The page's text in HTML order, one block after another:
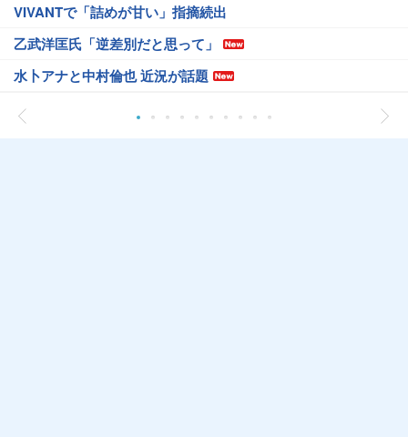
VIVANTで「詰めが甘い」指摘続出
乙武洋匡氏「逆差別だと思って」
水卜アナと中村倫也 近況が話題